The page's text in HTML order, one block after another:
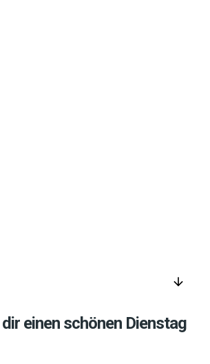
arrow_downward
einen schönen Dienstag